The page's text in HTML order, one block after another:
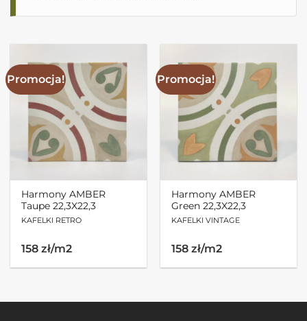
Promocja!
Harmony AMBER
Taupe 22,3X22,3
KAFELKI RETRO
Pierwotna
cena
wynosiła:
Aktualna
cena
wynosi:
158 zł/m2
Promocja!
Harmony AMBER
Green 22,3X22,3
KAFELKI VINTAGE
Pierwotna
cena
wynosiła:
Aktualna
cena
wynosi:
158 zł/m2